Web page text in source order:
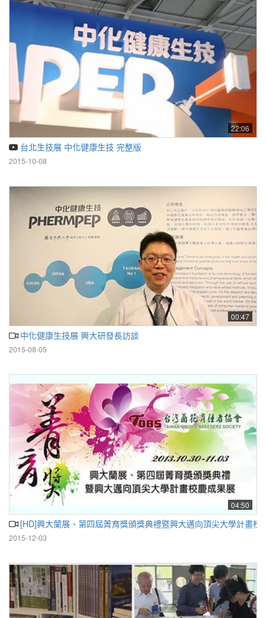
22:06
台北生技展 中化健康生技 完整版
2015-10-08
00:47
中化健康生技展 興大研發長訪談
2015-08-05
04:50
[HD]興大蘭展、第四屆菁育獎頒獎典禮暨興大邁向頂尖大學計畫
2015-12-03